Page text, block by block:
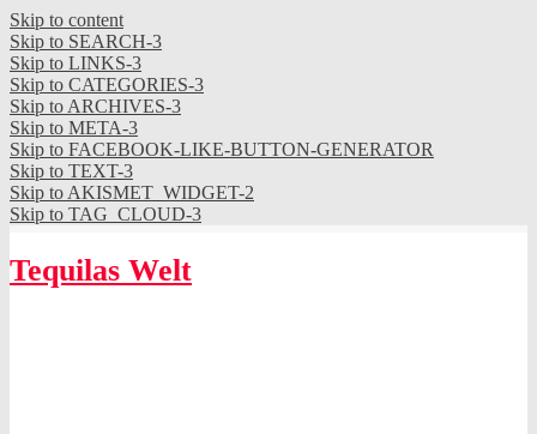
Skip to content
Skip to SEARCH-3
Skip to LINKS-3
Skip to CATEGORIES-3
Skip to ARCHIVES-3
Skip to META-3
Skip to FACEBOOK-LIKE-BUTTON-GENERATOR
Skip to TEXT-3
Skip to AKISMET_WIDGET-2
Skip to TAG_CLOUD-3
Tequilas Welt